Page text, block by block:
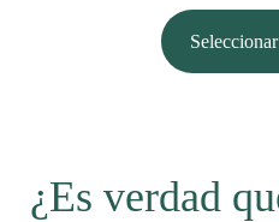
¿Es verdad